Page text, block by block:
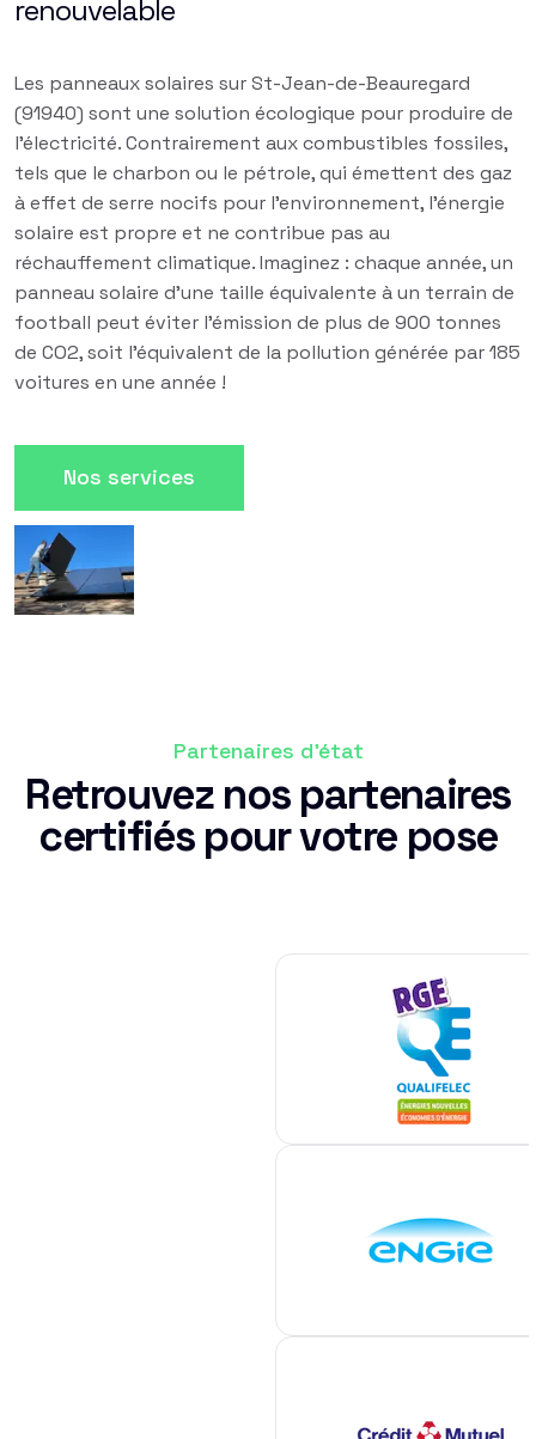
renouvelable
Les panneaux solaires sur St-Jean-de-Beauregard
(91940) sont une solution écologique pour produire de
l'électricité. Contrairement aux combustibles fossiles,
tels que le charbon ou le pétrole, qui émettent des gaz
à effet de serre nocifs pour l'environnement, l'énergie
solaire est propre et ne contribue pas au
réchauffement climatique. Imaginez : chaque année, un
panneau solaire d'une taille équivalente à un terrain de
football peut éviter l'émission de plus de 900 tonnes
de CO2, soit l'équivalent de la pollution générée par 185
voitures en une année !
Nos services
Partenaires d'état
Retrouvez nos partenaires
certifiés pour votre pose